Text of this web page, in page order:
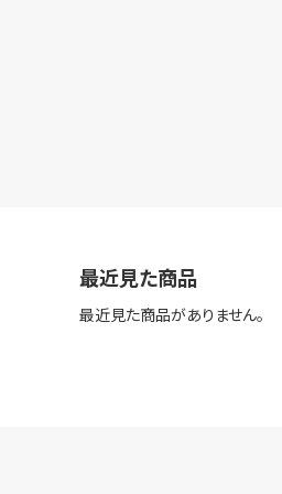
最近見た商品
最近見た商品がありません。